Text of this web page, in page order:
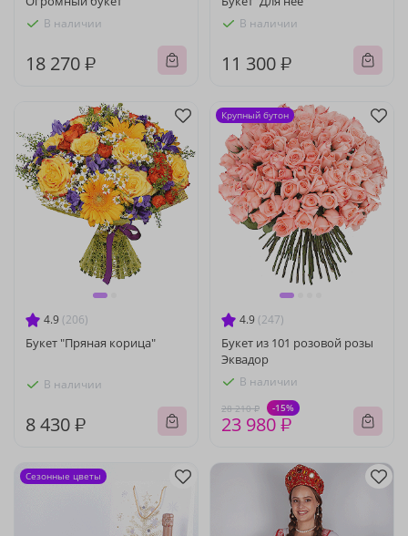
В наличии
18 270 ₽
В наличии
11 300 ₽
4.9 (206)
Букет "Пряная корица"
В наличии
8 430 ₽
4.9 (247)
Букет из 101 розовой розы
Эквадор
В наличии
28 210 ₽ -15%
23 980 ₽
Крупный бутон
Сезонные цветы